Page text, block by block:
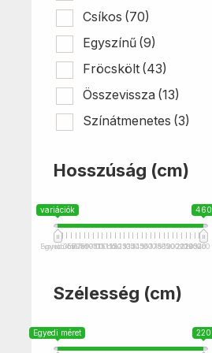
Csíkos (70)
Egyszínű (9)
Fröcskölt (43)
Összevissza (13)
Színátmenetes (3)
Hosszúság (cm)
variációk 460
variációk
Egyedi méret
35557075809095100110
115 cm
115120125130135140145150160170175180185190
200201+
210
220
240
250
320
460
Szélesség (cm)
Egyedi méret 220